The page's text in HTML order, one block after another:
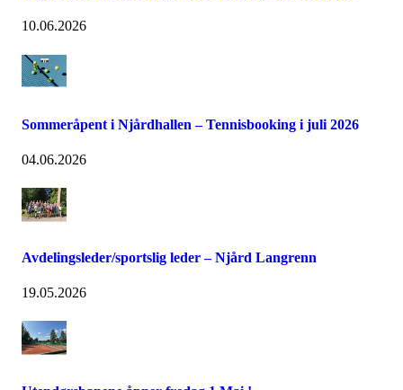
10.06.2026
Sommeråpent i Njårdhallen – Tennisbooking i juli 2026
04.06.2026
Avdelingsleder/sportslig leder – Njård Langrenn
19.05.2026